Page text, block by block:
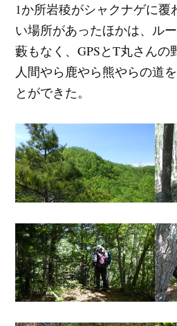
1か所岩稜がシャクナゲに覆
い場所があったほかは、ル
藪もなく、GPSとT丸さんの
人間やら鹿やら熊やらの道
とができた。